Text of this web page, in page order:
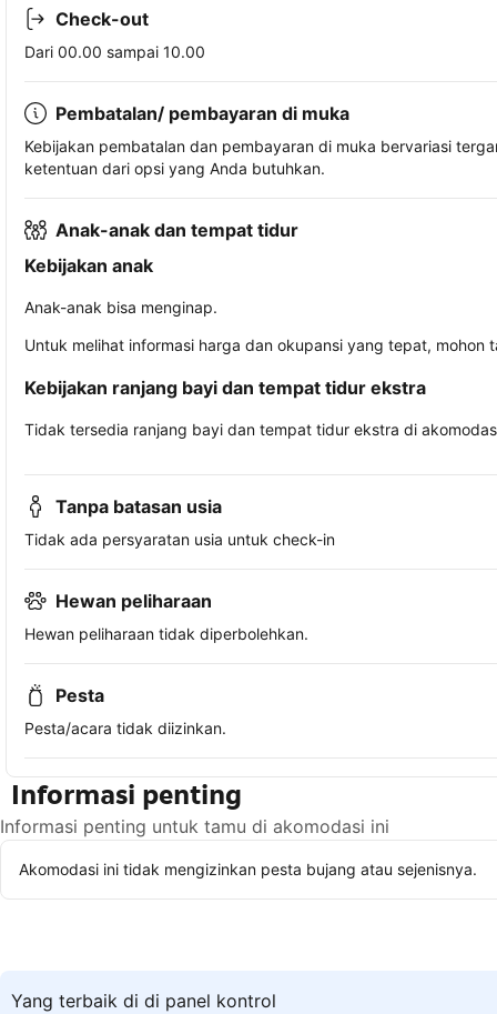
Check-out
Dari 00.00 sampai 10.00
Pembatalan/ pembayaran di muka
Kebijakan pembatalan dan pembayaran di muka bervariasi
ketentuan dari opsi yang Anda butuhkan.
Anak-anak dan tempat tidur
Kebijakan anak
Anak-anak bisa menginap.
Untuk melihat informasi harga dan okupansi yang tepat,
Kebijakan ranjang bayi dan tempat tidur ekstra
Tidak tersedia ranjang bayi dan tempat tidur ekstra di
Tanpa batasan usia
Tidak ada persyaratan usia untuk check-in
Hewan peliharaan
Hewan peliharaan tidak diperbolehkan.
Pesta
Pesta/acara tidak diizinkan.
Informasi penting
Informasi penting untuk tamu di akomodasi ini
Akomodasi ini tidak mengizinkan pesta bujang atau sejenisnya.
Yang terbaik di di panel kontrol